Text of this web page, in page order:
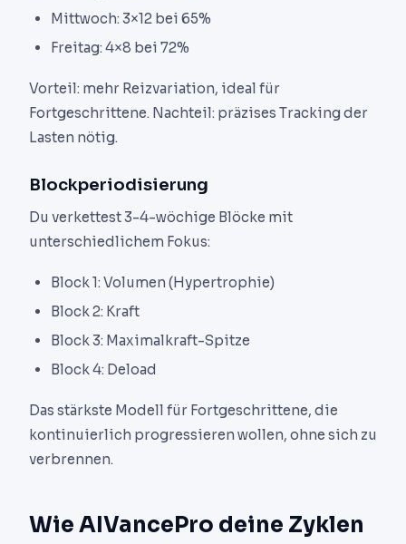
Mittwoch: 3×12 bei 65%
Freitag: 4×8 bei 72%
Vorteil: mehr Reizvariation, ideal für
Fortgeschrittene. Nachteil: präzises Tracking der
Lasten nötig.
Blockperiodisierung
Du verkettest 3-4-wöchige Blöcke mit
unterschiedlichem Fokus:
Block 1: Volumen (Hypertrophie)
Block 2: Kraft
Block 3: Maximalkraft-Spitze
Block 4: Deload
Das stärkste Modell für Fortgeschrittene, die
kontinuierlich progressieren wollen, ohne sich zu
verbrennen.
Wie AIVancePro deine Zyklen